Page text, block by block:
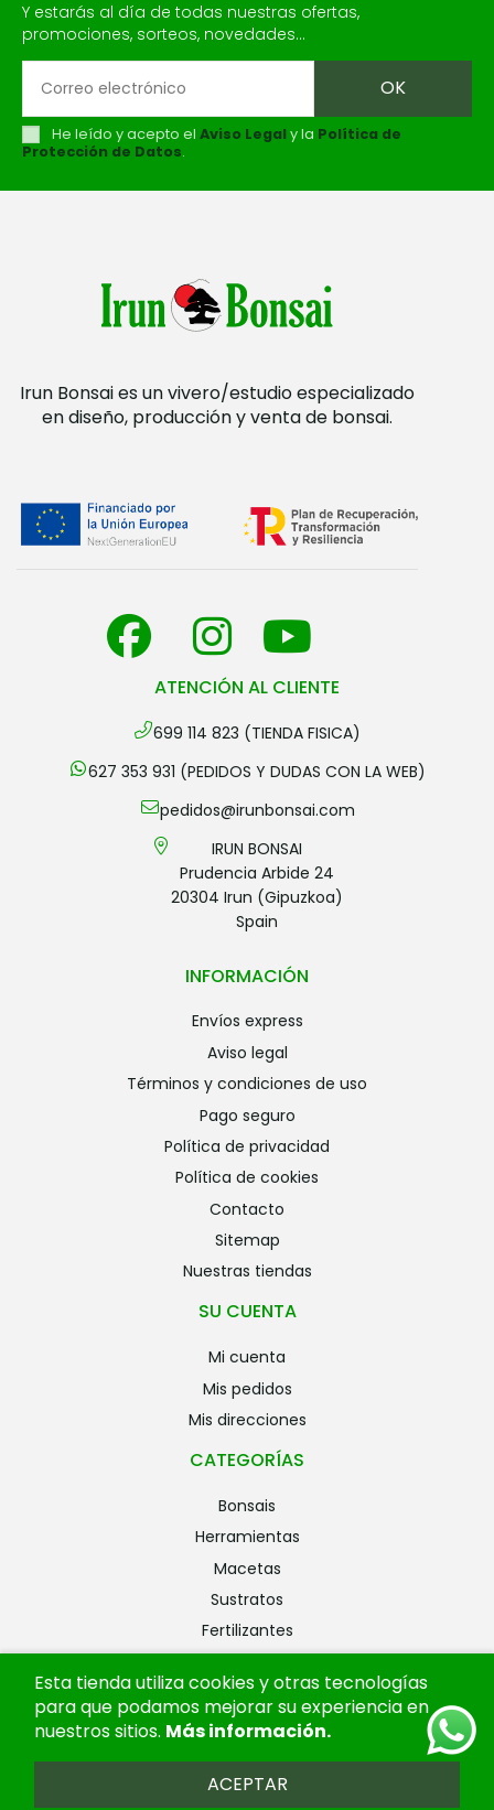
Y estarás al día de todas nuestras ofertas,
promociones, sorteos, novedades...
He leído y acepto el Aviso Legaly la Política de
Protección de Datos.
Irun Bonsai es un vivero/estudio especializado
en diseño, producción y venta de bonsai.
ATENCIÓN AL CLIENTE
699 114 823 (TIENDA FISICA)
627 353 931 (PEDIDOS Y DUDAS CON LA WEB)
pedidos@irunbonsai.com
IRUN BONSAI
Prudencia Arbide 24
20304 Irun (Gipuzkoa)
Spain
INFORMACIÓN
envíos express
aviso legal
términos y condiciones de uso
pago seguro
política de privacidad
política de cookies
contacto
sitemap
nuestras tiendas
SU CUENTA
mi cuenta
mis pedidos
mis direcciones
CATEGORÍAS
bonsais
herramientas
macetas
sustratos
fertilizantes
alambres
ofertas
Esta tienda utiliza cookies y otras tecnologías
para que podamos mejorar su experiencia en
nuestros sitios. Más información.
ACEPTAR